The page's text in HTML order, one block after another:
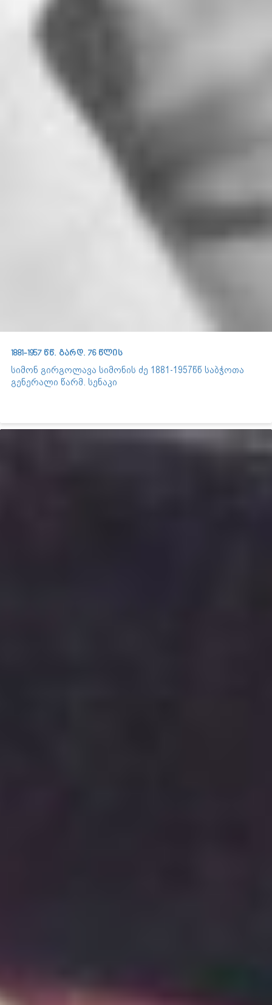
1881-1957 წწ. გარდ. 76 წლის
სიმონ გირგოლავა სიმონის ძე 1881-1957წწ საბჭოთა
გენერალი წარმ. სენაკი